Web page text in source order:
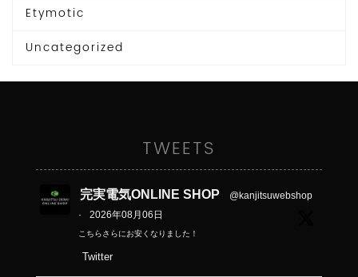
Etymotic
Uncategorized
TWEETS
完実電気ONLINE SHOP
@kanjitsuwebshop
·
2026年08月06日
こちらさらにお安くなりました！
Twitter